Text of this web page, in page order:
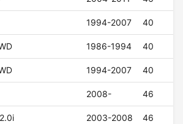
1994-2007 40
1986-1994 40
1994-2007 40
2008- 46
2003-2008 46